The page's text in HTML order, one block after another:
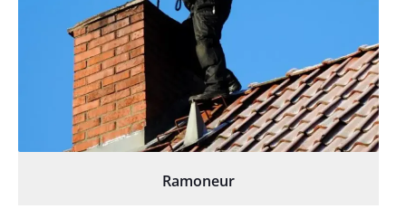
Ramoneur